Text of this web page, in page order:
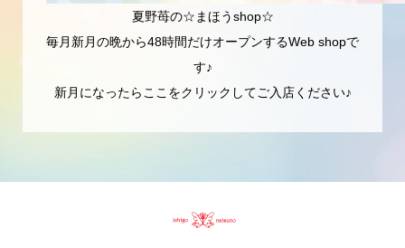
夏野苺の☆まほうshop☆
毎月新月の晩から48時間だけオープンするWeb shopで
す♪
新月になったらここをクリックしてご入店ください♪